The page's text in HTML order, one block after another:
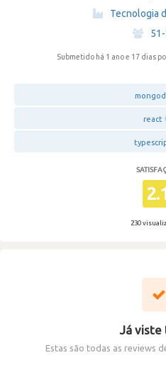
Tecnologia
·
Submetido há 1 ano e 17 dias
react
230
Já viste
Estas são todas as reviews